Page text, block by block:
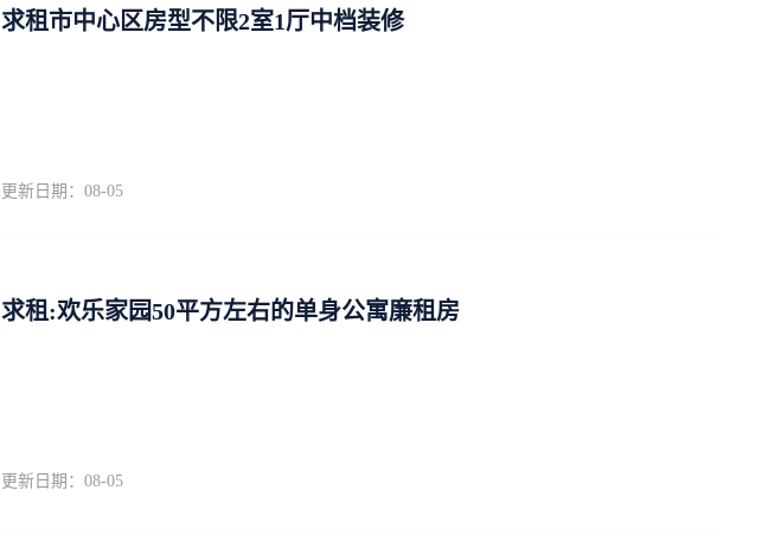
求租市中心区房型不限2室1厅中档装修
更新日期：08-05
求租:欢乐家园50平方左右的单身公寓廉租房
更新日期：08-05